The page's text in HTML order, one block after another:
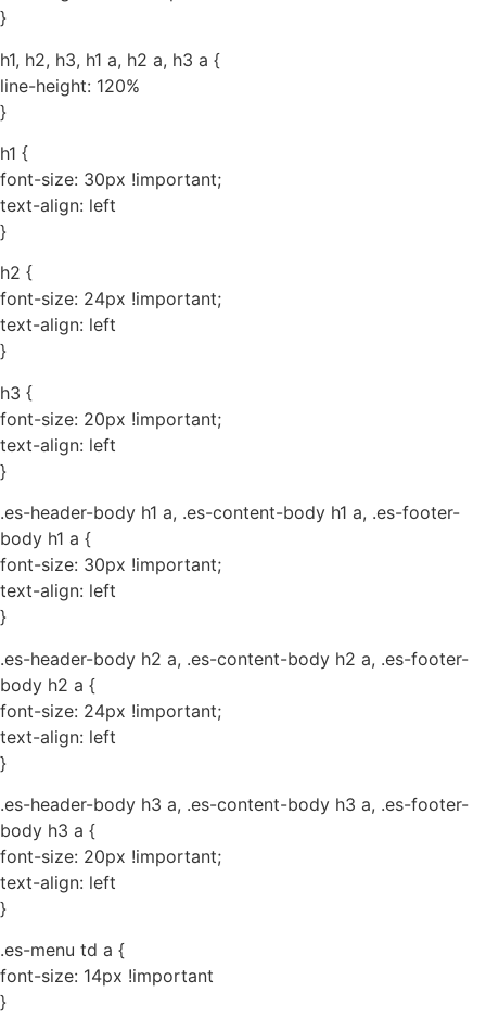
}
h1, h2, h3, h1 a, h2 a, h3 a {
line-height: 120%
}
h1 {
font-size: 30px !important;
text-align: left
}
h2 {
font-size: 24px !important;
text-align: left
}
h3 {
font-size: 20px !important;
text-align: left
}
.es-header-body h1 a, .es-content-body h1 a, .es-footer-
body h1 a {
font-size: 30px !important;
text-align: left
}
.es-header-body h2 a, .es-content-body h2 a, .es-footer-
body h2 a {
font-size: 24px !important;
text-align: left
}
.es-header-body h3 a, .es-content-body h3 a, .es-footer-
body h3 a {
font-size: 20px !important;
text-align: left
}
.es-menu td a {
font-size: 14px !important
}